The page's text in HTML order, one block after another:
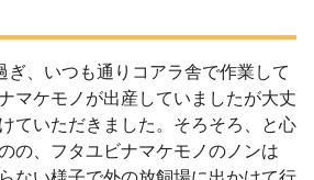
ぎ、いつも通りコアラ舎で作業して
マケモノが出産していましたが大丈
ていただきました。そろそろ、と心
の、フタユビナマケモノのノンは